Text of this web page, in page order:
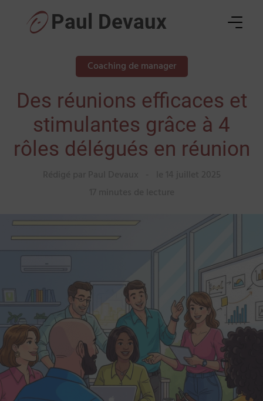
Paul Devaux
Coaching de manager
Des réunions efficaces et
stimulantes grâce à 4
rôles délégués en réunion